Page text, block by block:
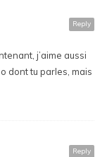
Reply
j’aime aussi
dont tu parles, mais
Reply